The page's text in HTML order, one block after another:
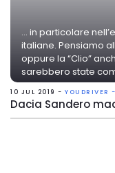
... in particolare
italiane. Pensiamo
oppure la “Clio”
sarebbero state
10 JUL 2019 - YOUDRIVER
Dacia Sandero